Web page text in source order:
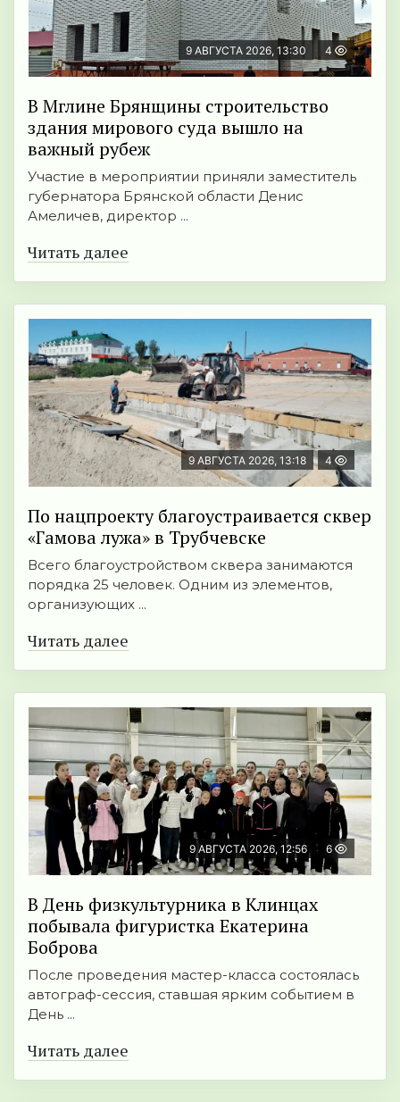
9 АВГУСТА 2026, 13:30 4
В Мглине Брянщины строительство
здания мирового суда вышло на
важный рубеж
Участие в мероприятии приняли заместитель
губернатора Брянской области Денис
Амеличев, директор ...
Читать далее
9 АВГУСТА 2026, 13:18 4
По нацпроекту благоустраивается сквер
«Гамова лужа» в Трубчевске
Всего благоустройством сквера занимаются
порядка 25 человек. Одним из элементов,
организующих ...
Читать далее
9 АВГУСТА 2026, 12:56 6
В День физкультурника в Клинцах
побывала фигуристка Екатерина
Боброва
После проведения мастер-класса состоялась
автограф-сессия, ставшая ярким событием в
День ...
Читать далее